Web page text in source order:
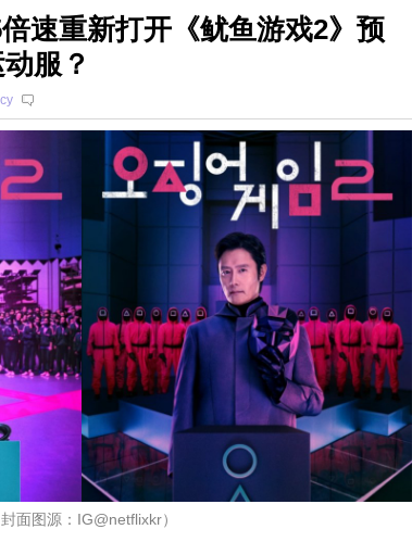
速重新打开《鱿鱼游戏2》预
服？
封面图源：IG@netflixkr）